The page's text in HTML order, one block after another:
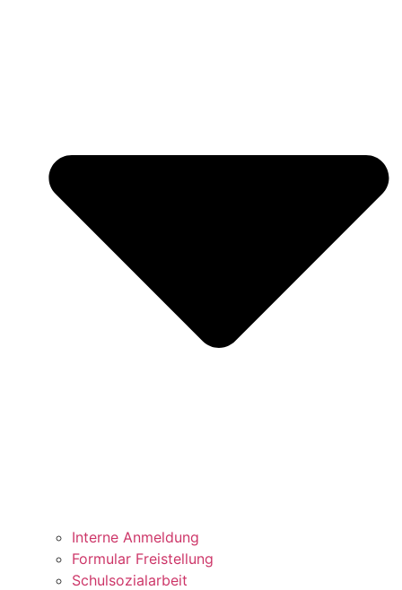
Interne Anmeldung
Formular Freistellung
Schulsozialarbeit